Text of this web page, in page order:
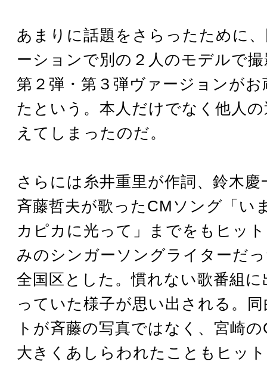
あまりに話題をさらったために
ーションで別の２人のモデルで
第２弾・第３弾ヴァージョンが
たという。本人だけでなく他人
えてしまったのだ。
さらには糸井重里が作詞、鈴木
斉藤哲夫が歌ったCMソング「い
カピカに光って」までをもヒッ
みのシンガーソングライターだ
全国区とした。慣れない歌番組
っていた様子が思い出される。
トが斉藤の写真ではなく、宮崎
大きくあしらわれたこともヒッ